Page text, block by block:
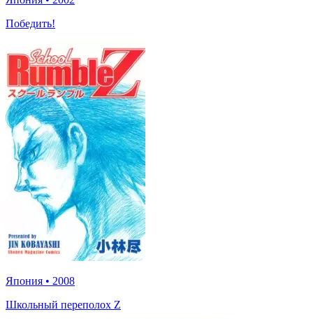
Победить!
Япония • 2008
Школьный переполох Z